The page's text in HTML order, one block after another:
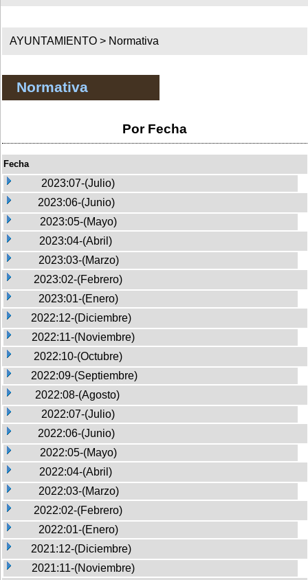
AYUNTAMIENTO > Normativa
Normativa
Por Fecha
Fecha
2023:07-(Julio)
2023:06-(Junio)
2023:05-(Mayo)
2023:04-(Abril)
2023:03-(Marzo)
2023:02-(Febrero)
2023:01-(Enero)
2022:12-(Diciembre)
2022:11-(Noviembre)
2022:10-(Octubre)
2022:09-(Septiembre)
2022:08-(Agosto)
2022:07-(Julio)
2022:06-(Junio)
2022:05-(Mayo)
2022:04-(Abril)
2022:03-(Marzo)
2022:02-(Febrero)
2022:01-(Enero)
2021:12-(Diciembre)
2021:11-(Noviembre)